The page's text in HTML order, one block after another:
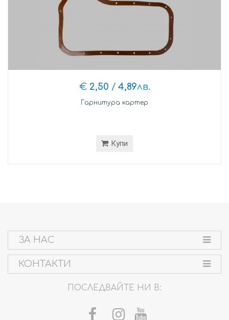
€ 2,50 / 4,89лв.
Гарнитура картер
Купи
ЗА НАС
КОНТАКТИ
ПОСЛЕДВАЙТЕ НИ В: